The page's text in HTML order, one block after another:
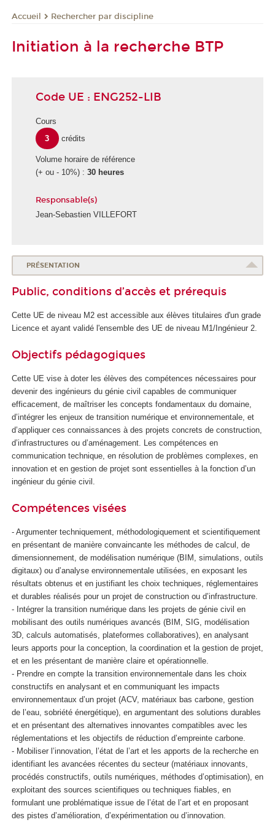
Accueil Rechercher par discipline
Initiation à la recherche BTP
Code UE : ENG252-LIB
Cours
3
crédits
Volume horaire de référence
(+ ou - 10%) : 30 heures
Responsable(s)
Jean-Sebastien VILLEFORT
PRÉSENTATION
Public, conditions d’accès et prérequis
Cette UE de niveau M2 est accessible aux élèves titulaires d'un grade
Licence et ayant validé l'ensemble des UE de niveau M1/Ingénieur 2.
Objectifs pédagogiques
Cette UE vise à doter les élèves des compétences nécessaires pour
devenir des ingénieurs du génie civil capables de communiquer
efficacement, de maîtriser les concepts fondamentaux du domaine,
d’intégrer les enjeux de transition numérique et environnementale, et
d’appliquer ces connaissances à des projets concrets de construction,
d’infrastructures ou d’aménagement. Les compétences en
communication technique, en résolution de problèmes complexes, en
innovation et en gestion de projet sont essentielles à la fonction d’un
ingénieur du génie civil.
Compétences visées
- Argumenter techniquement, méthodologiquement et scientifiquement
en présentant de manière convaincante les méthodes de calcul, de
dimensionnement, de modélisation numérique (BIM, simulations, outils
digitaux) ou d’analyse environnementale utilisées, en exposant les
résultats obtenus et en justifiant les choix techniques, réglementaires
et durables réalisés pour un projet de construction ou d’infrastructure.
- Intégrer la transition numérique dans les projets de génie civil en
mobilisant des outils numériques avancés (BIM, SIG, modélisation
3D, calculs automatisés, plateformes collaboratives), en analysant
leurs apports pour la conception, la coordination et la gestion de projet,
et en les présentant de manière claire et opérationnelle.
- Prendre en compte la transition environnementale dans les choix
constructifs en analysant et en communiquant les impacts
environnementaux d’un projet (ACV, matériaux bas carbone, gestion
de l’eau, sobriété énergétique), en argumentant des solutions durables
et en présentant des alternatives innovantes compatibles avec les
réglementations et les objectifs de réduction d’empreinte carbone.
- Mobiliser l’innovation, l’état de l’art et les apports de la recherche en
identifiant les avancées récentes du secteur (matériaux innovants,
procédés constructifs, outils numériques, méthodes d’optimisation), en
exploitant des sources scientifiques ou techniques fiables, en
formulant une problématique issue de l’état de l’art et en proposant
des pistes d’amélioration, d’expérimentation ou d’innovation.